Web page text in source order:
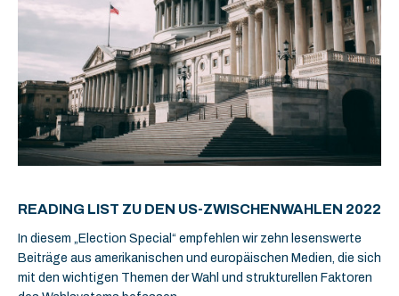
READING LIST ZU DEN US-ZWISCHENWAHLEN 2022
In diesem „Election Special“ empfehlen wir zehn lesenswerte
Beiträge aus amerikanischen und europäischen Medien, die sich
mit den wichtigen Themen der Wahl und strukturellen Faktoren